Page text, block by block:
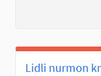
Lidli nurmon